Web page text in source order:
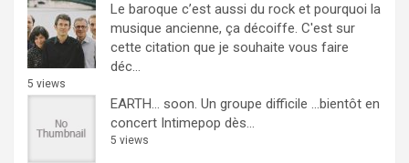
Le baroque c’est aussi du rock et pourquoi la
musique ancienne, ça décoiffe. C'est sur
cette citation que je souhaite vous faire
déc...
5 views
EARTH… soon. Un groupe difficile ...bientôt en
concert Intimepop dès...
5 views